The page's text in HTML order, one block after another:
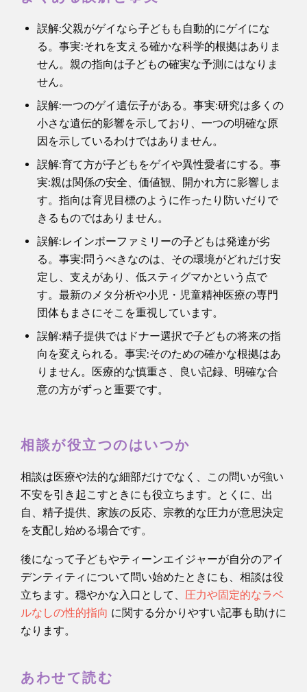
誤解:父親がゲイなら子どもも自動的にゲイにな
る。事実:それを支える確かな科学的根拠はありま
せん。親の指向は子どもの確実な予測にはなりま
せん。
誤解:一つのゲイ遺伝子がある。事実:研究は多くの
小さな遺伝的影響を示しており、一つの明確な原
因を示しているわけではありません。
誤解:育て方が子どもをゲイや異性愛者にする。事
実:親は関係の安全、価値観、開かれ方に影響しま
す。指向は育児目標のように作ったり防いだりで
きるものではありません。
誤解:レインボーファミリーの子どもは発達が劣
る。事実:問うべきなのは、その環境がどれだけ安
定し、支えがあり、低スティグマかという点で
す。最新のメタ分析や小児・児童精神医療の専門
団体もまさにそこを重視しています。
誤解:精子提供ではドナー選択で子どもの将来の指
向を変えられる。事実:そのための確かな根拠はあ
りません。医療的な慎重さ、良い記録、明確な合
意の方がずっと重要です。
相談が役立つのはいつか
相談は医療や法的な細部だけでなく、この問いが強い
不安を引き起こすときにも役立ちます。とくに、出
自、精子提供、家族の反応、宗教的な圧力が意思決定
を支配し始める場合です。
後になって子どもやティーンエイジャーが自分のアイ
デンティティについて問い始めたときにも、相談は役
立ちます。穏やかな入口として、 圧力や固定的なラベ
ルなしの性的指向 に関する分かりやすい記事も助けに
なります。
あわせて読む